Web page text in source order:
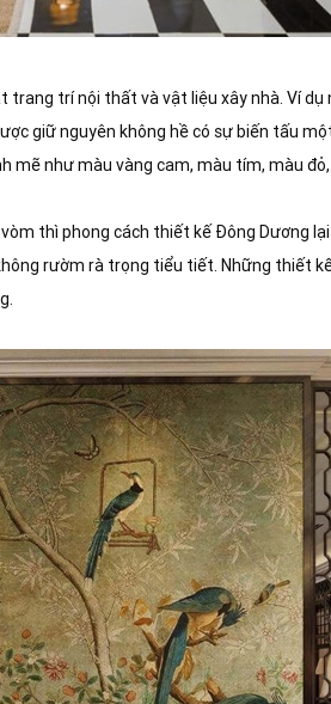
trí nội thất và vật liệu xây nhà. Ví
giữ nguyên không hề có sự biến tấu
như màu vàng cam, màu tím, màu đỏ,…
thì phong cách thiết kế Đông Dương
rườm rà trọng tiểu tiết. Những thiết